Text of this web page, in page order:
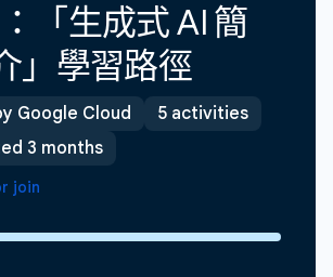
「生成式 AI 簡
」學習路徑
Google Cloud
5 activities
3 months
join